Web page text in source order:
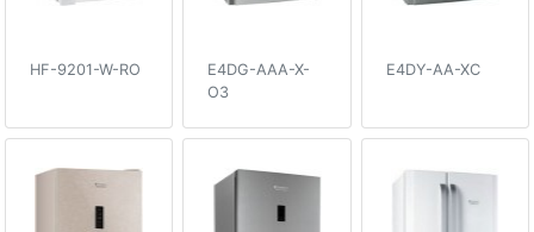
HF-9201-W-RO
E4DG-AAA-X-
O3
E4DY-AA-XC